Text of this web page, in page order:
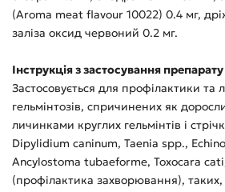
(Aroma meat flavour 10022) 0.4 мг,
заліза оксид червоний 0.2 мг.
Інструкція з застосування
Застосовується для профілактики та
гельмінтозів, спричинених як
личинками круглих гельмінтів і
Dipylidium caninum, Taenia spp.,
Ancylostoma tubaeforme, Toxocara
(профілактика захворювання), таких,